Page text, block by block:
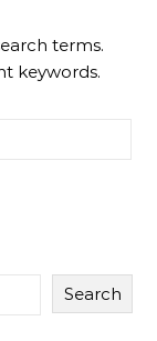
terms.
keywords.
Search